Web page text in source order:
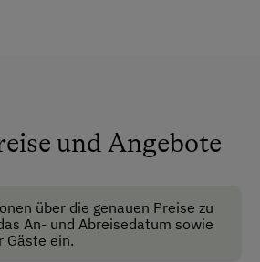
SEPA
Sprachen
und Angebote
über die genauen Preise zu
An- und Abreisedatum sowie
Gäste ein.